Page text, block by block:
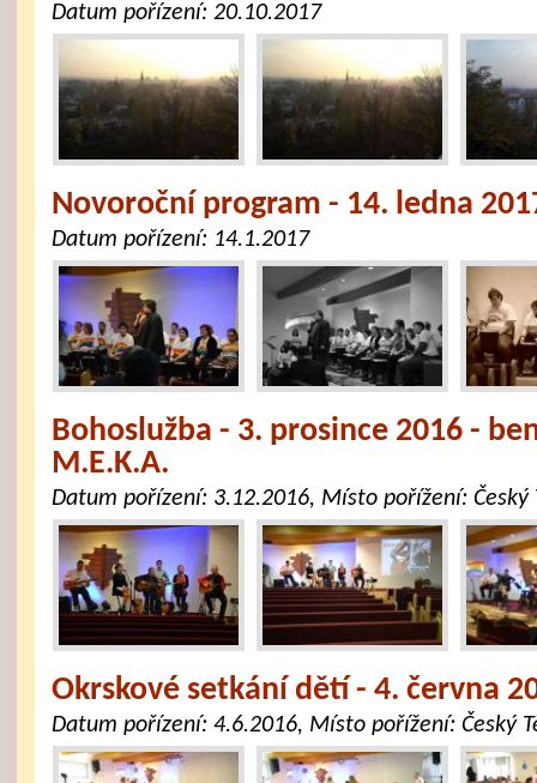
Datum pořízení:20.10.2017
Novoroční program - 14. ledna
Datum pořízení: 14.1.2017
Bohoslužba - 3. prosince 2016 -
M.E.K.A.
Datum pořízení: 3.12.2016, Místo pořížení:Český
Okrskové setkání dětí - 4. června
Datum pořízení:4.6.2016, Místo pořížení:Český